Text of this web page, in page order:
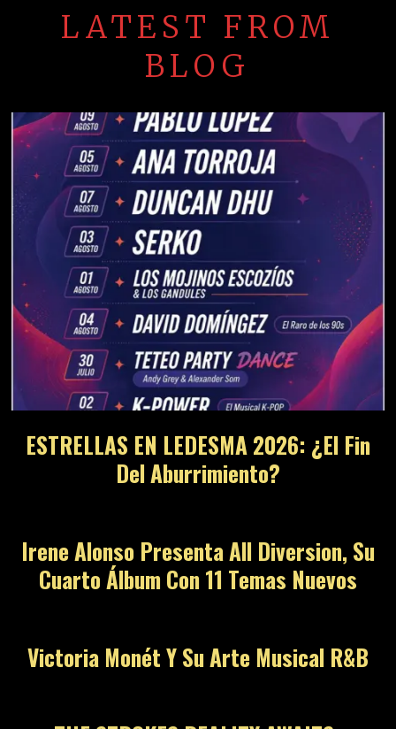
LATEST FROM
BLOG
ESTRELLAS EN LEDESMA 2026: ¿El Fin
Del Aburrimiento?
Irene Alonso Presenta All Diversion, Su
Cuarto Álbum Con 11 Temas Nuevos
Victoria Monét Y Su Arte Musical R&B